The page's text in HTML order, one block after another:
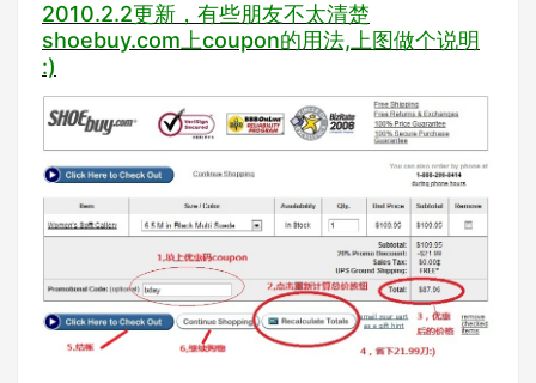
2010.2.2更新，有些朋友不太清楚
shoebuy.com上coupon的用法,上图做个说明
:)